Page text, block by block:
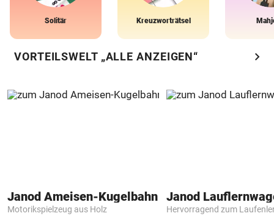
Solitär Kreuzworträtsel
VORTEILSWELT „ALLE ANZEIGEN“ chevron_right
Janod Ameisen-Kugelbahn
Motorikspielzeug aus Holz
Janod
Hervorragend zum